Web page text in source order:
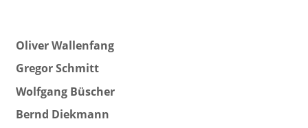
Oliver Wallenfang
Gregor Schmitt
Wolfgang Büscher
Bernd Diekmann